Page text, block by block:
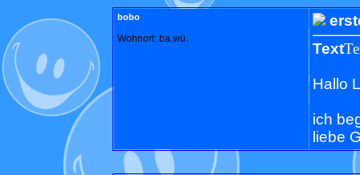
bobo
Wohnort: ba.wü.
Text
Hallo
ich
liebe